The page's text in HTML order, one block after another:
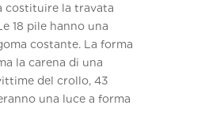
costituire la travata
18 pile hanno una
costante. La forma
la carena di una
del crollo, 43
una luce a forma